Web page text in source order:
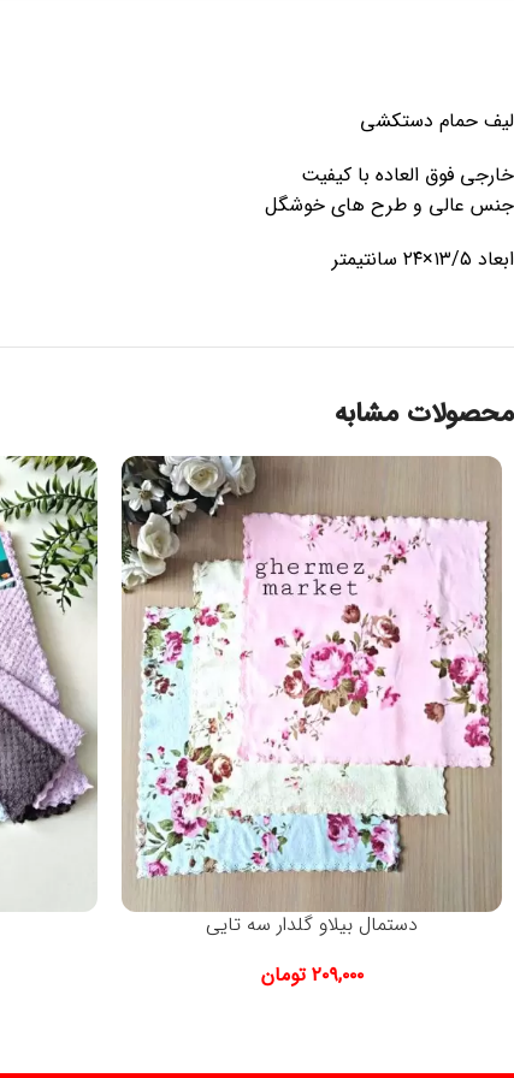
لیف حمام دستکشی
خارجی فوق العاده با کیفیت
جنس عالی و طرح های خوشگل
ابعاد ۱۳/۵×۲۴ سانتیمتر
محصولات مشابه
دستمال بیلاو گلدار سه تایی
۲۰۹,۰۰۰ تومان